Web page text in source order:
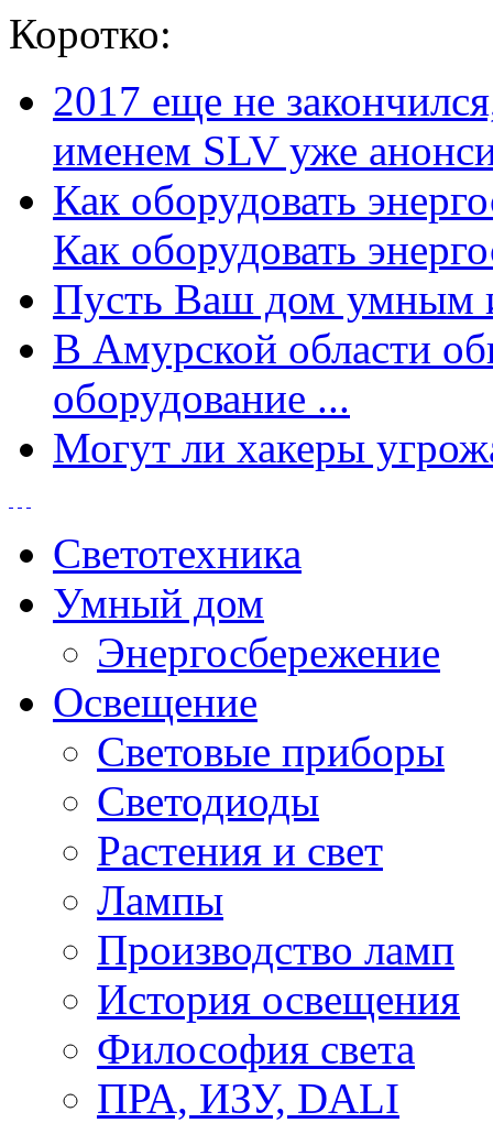
Коротко:
2017 еще не
именем SLV уже
Как оборудовать
Как оборудовать
Пусть Ваш дом умным
В Амурской области
оборудование ...
Могут ли хакеры
Светотехника
Умный дом
Энергосбережение
Освещение
Световые приборы
Светодиоды
Растения и свет
Лампы
Производство ламп
История освещения
Философия света
ПРА, ИЗУ, DALI